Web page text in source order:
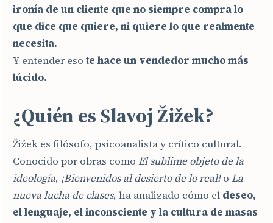
ironía de un cliente que no siempre compra lo
que dice que quiere, ni quiere lo que realmente
necesita.
Y entender eso te hace un vendedor mucho más
lúcido.
¿Quién es Slavoj Žižek?
Žižek es filósofo, psicoanalista y crítico cultural.
Conocido por obras como El sublime objeto de la
ideología, ¡Bienvenidos al desierto de lo real!o La
nueva lucha de clases, ha analizado cómo el deseo,
el lenguaje, el inconsciente y la cultura de masas